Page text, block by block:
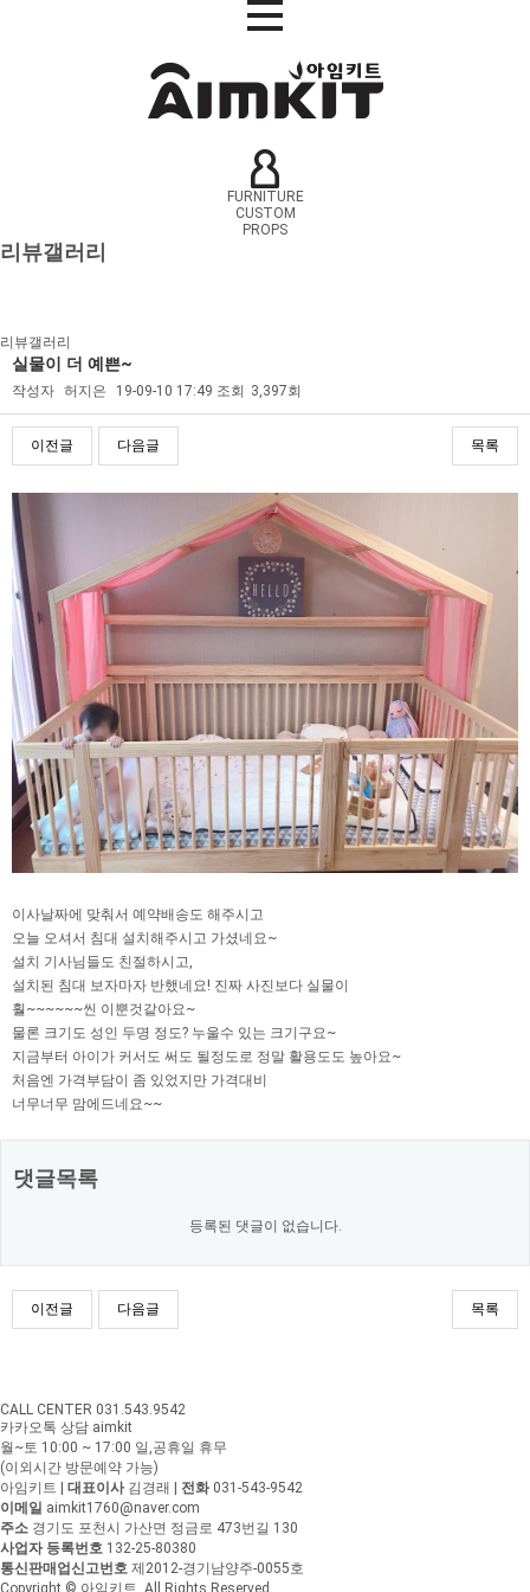
FURNITURE
CUSTOM
PROPS
리뷰갤러리
리뷰갤러리
실물이 더 예쁜~
작성자 허지은 19-09-10 17:49 조회 3,397회
이전글 다음글 목록
본문
이사날짜에 맞춰서 예약배송도 해주시고
오늘 오셔서 침대 설치해주시고 가셨네요~
설치 기사님들도 친절하시고,
설치된 침대 보자마자 반했네요! 진짜 사진보다 실물이
훨~~~~~~씬 이뿐것같아요~
물론 크기도 성인 두명 정도? 누울수 있는 크기구요~
지금부터 아이가 커서도 써도 될정도로 정말 활용도도 높아요~
처음엔 가격부담이 좀 있었지만 가격대비
너무너무 맘에드네요~~
댓글목록
등록된 댓글이 없습니다.
이전글 다음글 목록
CALL CENTER 031.543.9542
카카오톡 상담 aimkit
월~토 10:00 ~ 17:00 일,공휴일 휴무
(이외시간 방문예약 가능)
아임키트
대표이사김경래 전화031-543-9542
이메일 aimkit1760@naver.com
주소 경기도 포천시 가산면 정금로 473번길 130
사업자 등록번호 132-25-80380
통신판매업신고번호 제2012-경기남양주-0055호
Copyright © 아임키트. All Rights Reserved.